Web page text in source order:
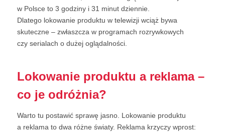
w Polsce to 3 godziny i 31 minut dziennie.
Dlatego lokowanie produktu w telewizji wciąż bywa
skuteczne – zwłaszcza w programach rozrywkowych
czy serialach o dużej oglądalności.
Lokowanie produktu a reklama –
co je odróżnia?
Warto tu postawić sprawę jasno. Lokowanie produktu
a reklama to dwa różne światy. Reklama krzyczy wprost: